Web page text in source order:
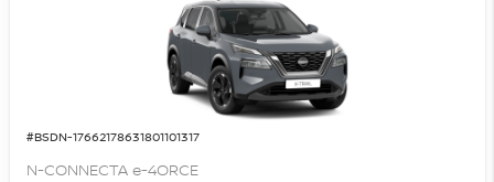
#BSDN-17662178631801101317
N-CONNECTA e-4ORCE